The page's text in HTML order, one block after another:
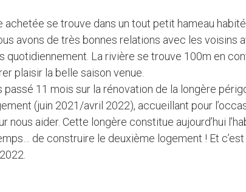
achetée se trouve dans un tout petit hameau
avons de très bonnes relations avec les voisins
quotidiennement. La rivière se trouve 100m en
plaisir la belle saison venue.
passé 11 mois sur la rénovation de la longère
(juin 2021/avril 2022), accueillant pour
nous aider. Cette longère constitue aujourd’hui
de construire le deuxième logement ! Et